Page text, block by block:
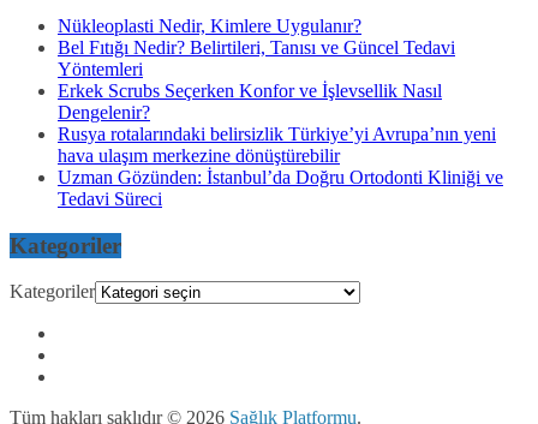
Nükleoplasti Nedir, Kimlere Uygulanır?
Bel Fıtığı Nedir? Belirtileri, Tanısı ve Güncel Tedavi
Yöntemleri
Erkek Scrubs Seçerken Konfor ve İşlevsellik Nasıl
Dengelenir?
Rusya rotalarındaki belirsizlik Türkiye’yi Avrupa’nın yeni
hava ulaşım merkezine dönüştürebilir
Uzman Gözünden: İstanbul’da Doğru Ortodonti Kliniği ve
Tedavi Süreci
Kategoriler
Kategoriler
Tüm hakları saklıdır © 2026 Sağlık Platformu.